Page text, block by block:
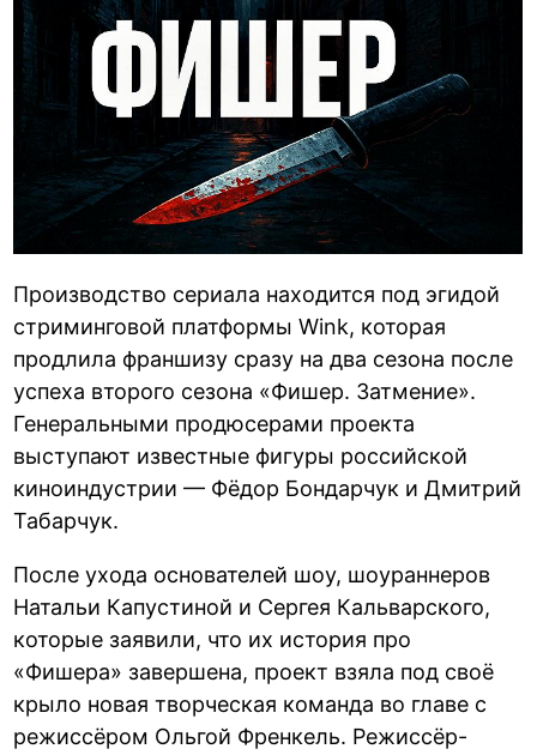
Производство сериала находится под эгидой
стриминговой платформы Wink, которая
продлила франшизу сразу на два сезона после
успеха второго сезона «Фишер. Затмение».
Генеральными продюсерами проекта
выступают известные фигуры российской
киноиндустрии — Фёдор Бондарчук и Дмитрий
Табарчук.
После ухода основателей шоу, шоураннеров
Натальи Капустиной и Сергея Кальварского,
которые заявили, что их история про
«Фишера» завершена, проект взяла под своё
крыло новая творческая команда во главе с
режиссёром Ольгой Френкель. Режиссёр-